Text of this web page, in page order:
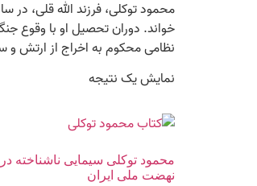
نظامی محکوم به اخراج از ارتش و
نمایش یک نتیجه
محمود توکلی سیمایی ناشناخته در
نهضت ملی ایران